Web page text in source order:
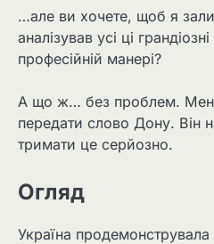
…але ви хочете, щоб я
аналізував усі ці
професійній манері?
А що ж… без проблем.
передати слово Дону. Він
тримати це серйозно.
Огляд
Україна продемонструвала